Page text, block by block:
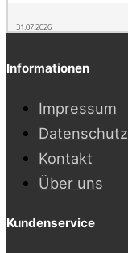
Informationen
Impressum
Datenschutz
Kontakt
Über uns
Kundenservice